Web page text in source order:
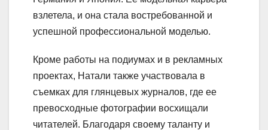
взлетела, и она стала востребованной и
успешной профессиональной моделью.
Кроме работы на подиумах и в рекламных
проектах, Натали также участвовала в
съемках для глянцевых журналов, где ее
превосходные фотографии восхищали
читателей. Благодаря своему таланту и